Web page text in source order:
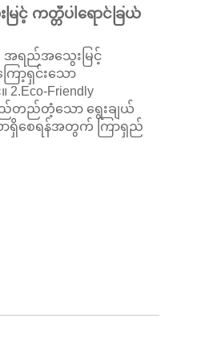
ကတ္တီပါရောင်ခြယ်
ရည်အသွေးမြင့်
ြော့ရှင်းသော
Friendly
ည်တည်တံ့သော ရွေးချယ်
ာရှိစေရန်အတွက် ကြာရှည်